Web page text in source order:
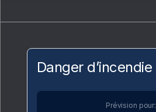
Danger d’incendie
Prévision pour: